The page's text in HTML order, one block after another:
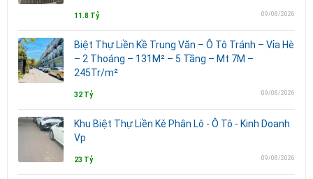
11.8 Tỷ 09/08/2026
Biệt Thự Liền Kề Trung Văn – Ô Tô Tránh – Vỉa Hè
– 2 Thoáng – 131M² – 5 Tầng – Mt 7M –
245Tr/m²
32 Tỷ 09/08/2026
Khu Biệt Thự Liền Kě Phân Lô - Ô Tô - Kinh Doanh
Vp
23 Tỷ 09/08/2026